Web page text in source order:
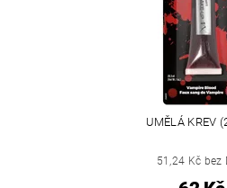
UMĚLÁ KREV
51,24 Kč bez